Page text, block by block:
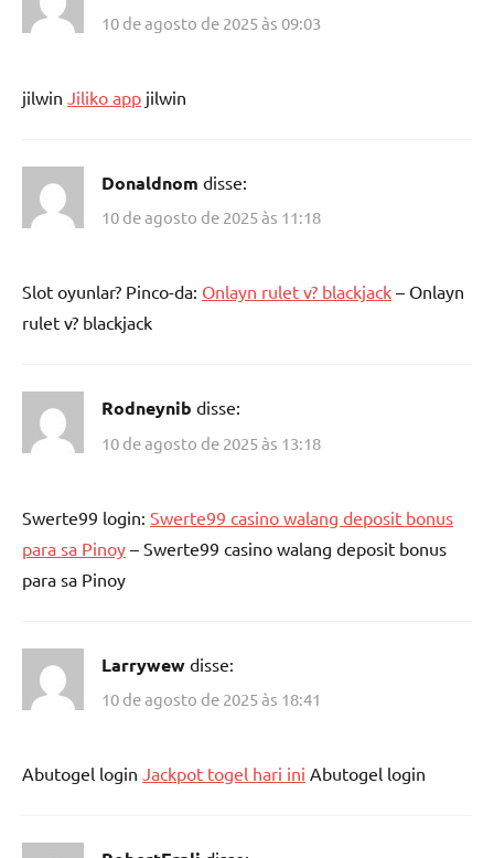
10 de agosto de 2025 às 09:03
jilwin Jiliko app jilwin
Donaldnom disse:
10 de agosto de 2025 às 11:18
Slot oyunlar? Pinco-da: Onlayn rulet v? blackjack – Onlayn
rulet v? blackjack
Rodneynib disse:
10 de agosto de 2025 às 13:18
Swerte99 login: Swerte99 casino walang deposit bonus
para sa Pinoy – Swerte99 casino walang deposit bonus
para sa Pinoy
Larrywew disse:
10 de agosto de 2025 às 18:41
Abutogel login Jackpot togel hari ini Abutogel login